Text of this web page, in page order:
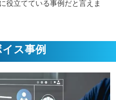
役立てている事例だと言えま
ス事例